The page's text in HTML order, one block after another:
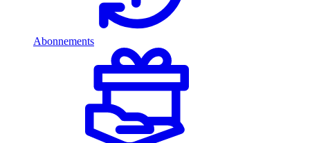
Abonnements